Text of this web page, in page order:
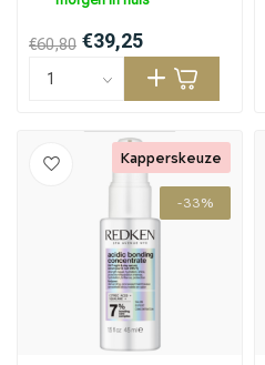
€60,80 €39,25
-33%
Kapperskeuze